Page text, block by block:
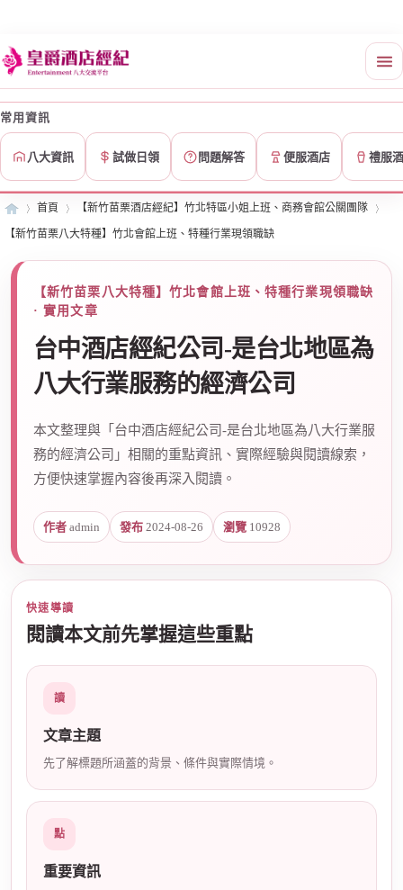
常用資訊
八大資訊 試做日領 問題解答 便服酒店 禮服
首頁
›
【新竹苗栗酒店經紀】竹北特區小姐上班、商務會館公關團隊
›
【新竹苗栗八大特種】竹北會館上班、特種行業現領職缺
【新竹苗栗八大特種】竹北會館上班、特種行業現領職缺
· 實用文章
台中酒店經紀公司-是台北地區為
八大行業服務的經濟公司
本文整理與「台中酒店經紀公司-是台北地區為八大行業服
務的經濟公司」相關的重點資訊、實際經驗與閱讀線索，
方便快速掌握內容後再深入閱讀。
作者 admin 發布 2024-08-26 瀏覽 10928
快速導讀
閱讀本文前先掌握這些重點
讀
文章主題
先了解標題所涵蓋的背景、條件與實際情境。
點
重要資訊